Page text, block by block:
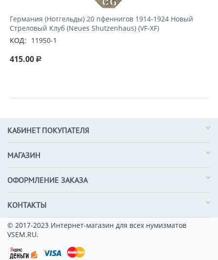
Германия (Нотгельды) 20 пфеннигов 1914-1924 Новый
Стреловый Клуб (Neues Shutzenhaus) (VF-XF)
КОД:
11950-1
415.00 Р
КАБИНЕТ ПОКУПАТЕЛЯ
МАГАЗИН
ОФОРМЛЕНИЕ ЗАКАЗА
КОНТАКТЫ
© 2017-2023 Интернет-магазин для всех нумизматов
VSEM.RU.